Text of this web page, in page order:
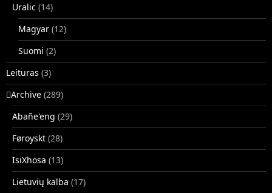
Uralic (14)
Magyar (12)
Suomi (2)
Leituras (3)
􏿽Archive (289)
Abañe'eng (29)
Føroyskt (28)
IsiXhosa (13)
Lietuvių kalba (17)